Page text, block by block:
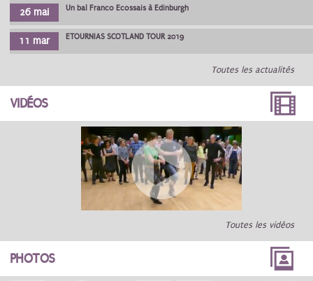
26 mai Un bal Franco Ecossais à Edinburgh
11 mar ETOURNIAS SCOTLAND TOUR 2019
Toutes les actualités
VIDÉOS
Toutes les vidéos
PHOTOS